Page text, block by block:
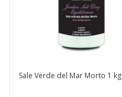
Sale Verde del Mar Morto 1 kg